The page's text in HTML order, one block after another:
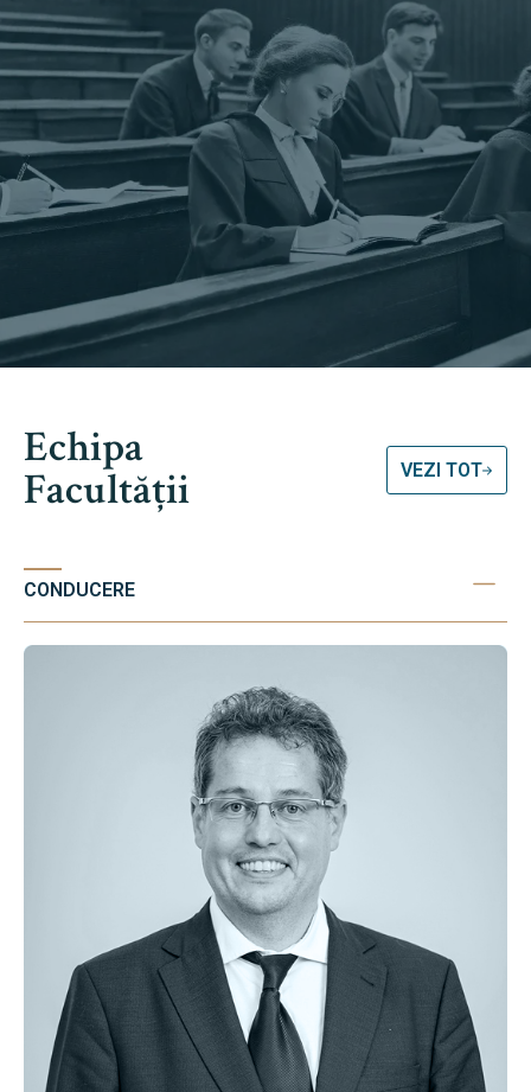
Echipa
Facultății VEZI TOT
CONDUCERE